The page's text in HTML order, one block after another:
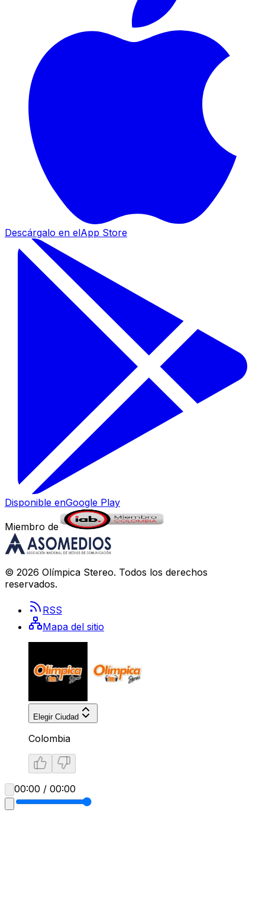
Descárgalo en elApp Store
Disponible enGoogle Play
Miembro de
© 2026 Olímpica Stereo. Todos los derechos
reservados.
RSS
Mapa del sitio
Elegir Ciudad
Colombia
00:00 / 00:00